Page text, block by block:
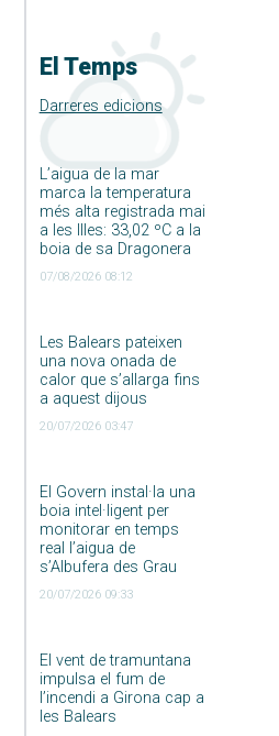
El Temps
Darreres edicions
L’aigua de la mar
marca la temperatura
més alta registrada mai
a les Illes: 33,02 ºC a la
boia de sa Dragonera
07/08/2026 08:12
Les Balears pateixen
una nova onada de
calor que s’allarga fins
a aquest dijous
20/07/2026 03:47
El Govern instal·la una
boia intel·ligent per
monitorar en temps
real l’aigua de
s’Albufera des Grau
20/07/2026 09:33
El vent de tramuntana
impulsa el fum de
l’incendi a Girona cap a
les Balears